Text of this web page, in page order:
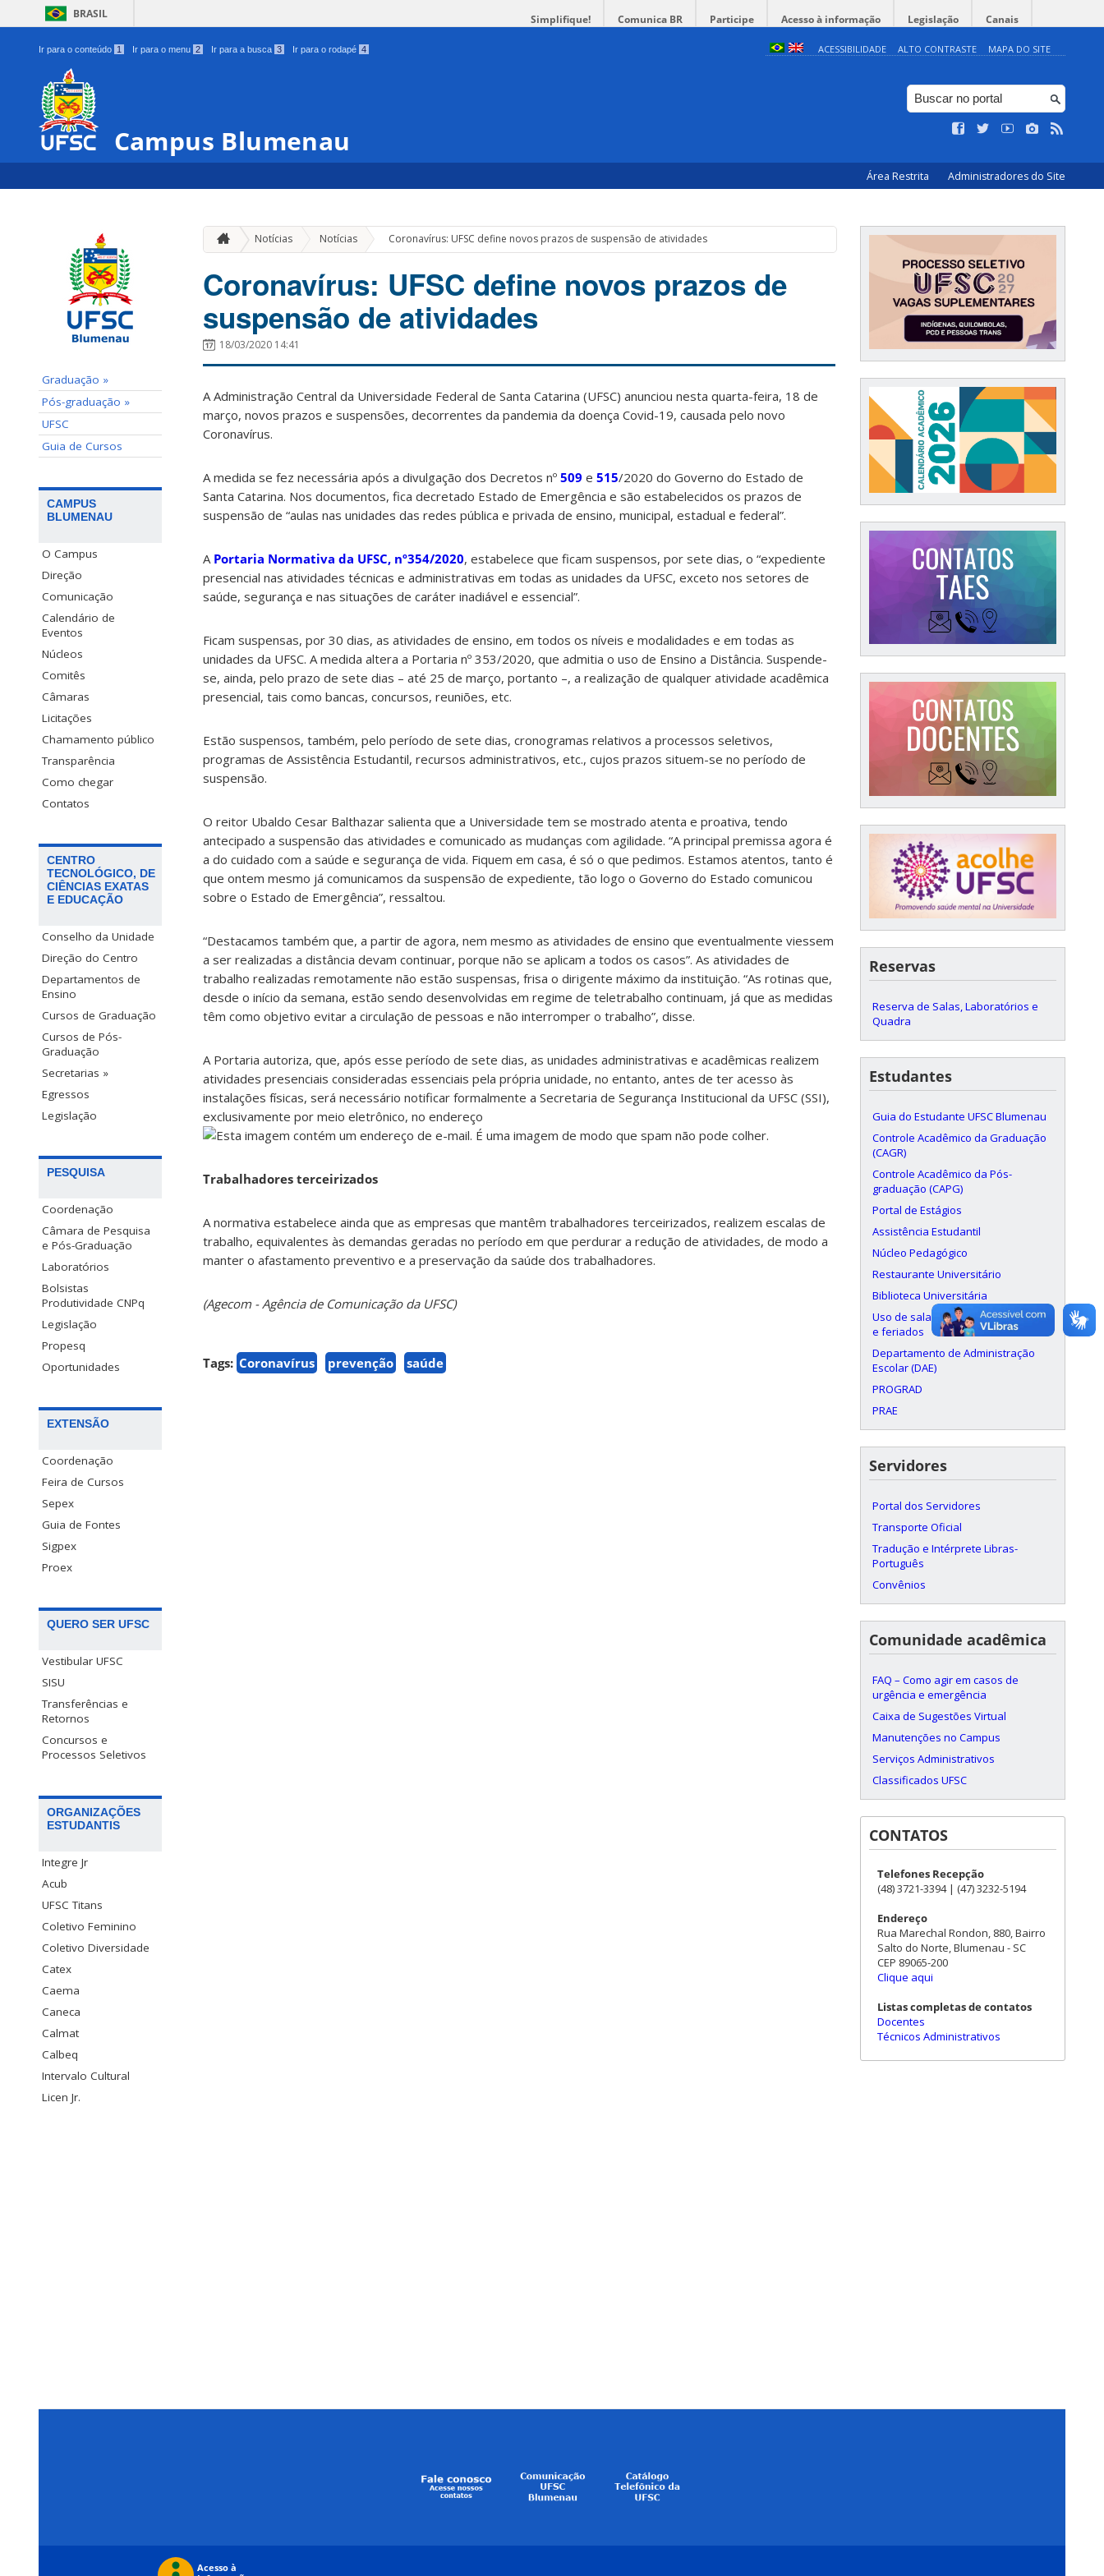
BRASIL Simplifique! Comunica BR Participe Acesso à informação Legislação Canais
Ir para o conteúdo 1 Ir para o menu 2 Ir para a busca 3 Ir para o rodapé 4 ACESSIBILIDADE ALTO CONTRASTE MAPA DO SITE
Campus Blumenau
Área Restrita Administradores do Site
Graduação »
Pós-graduação »
UFSC
Guia de Cursos
CAMPUS
BLUMENAU
O Campus
Direção
Comunicação
Calendário de
Eventos
Núcleos
Comitês
Câmaras
Licitações
Chamamento público
Transparência
Como chegar
Contatos
CENTRO
TECNOLÓGICO, DE
CIÊNCIAS EXATAS
E EDUCAÇÃO
Conselho da Unidade
Direção do Centro
Departamentos de
Ensino
Cursos de Graduação
Cursos de Pós-
Graduação
Secretarias »
Egressos
Legislação
PESQUISA
Coordenação
Câmara de Pesquisa
e Pós-Graduação
Laboratórios
Bolsistas
Produtividade CNPq
Legislação
Propesq
Oportunidades
EXTENSÃO
Coordenação
Feira de Cursos
Sepex
Guia de Fontes
Sigpex
Proex
QUERO SER UFSC
Vestibular UFSC
SISU
Transferências e
Retornos
Concursos e
Processos Seletivos
ORGANIZAÇÕES
ESTUDANTIS
Integre Jr
Acub
UFSC Titans
Coletivo Feminino
Coletivo Diversidade
Catex
Caema
Caneca
Calmat
Calbeq
Intervalo Cultural
Licen Jr.
Notícias Notícias » Coronavírus: UFSC define novos prazos de suspensão de atividades
Coronavírus: UFSC define novos prazos de
suspensão de atividades
18/03/2020 14:41
A Administração Central da Universidade Federal de Santa Catarina (UFSC) anunciou nesta quarta-feira, 18 de
março, novos prazos e suspensões, decorrentes da pandemia da doença Covid-19, causada pelo novo
Coronavírus.
A medida se fez necessária após a divulgação dos Decretos nº 509 e 515/2020 do Governo do Estado de
Santa Catarina. Nos documentos, fica decretado Estado de Emergência e são estabelecidos os prazos de
suspensão de “aulas nas unidades das redes pública e privada de ensino, municipal, estadual e federal”.
A Portaria Normativa da UFSC, nº354/2020, estabelece que ficam suspensos, por sete dias, o “expediente
presencial nas atividades técnicas e administrativas em todas as unidades da UFSC, exceto nos setores de
saúde, segurança e nas situações de caráter inadiável e essencial”.
Ficam suspensas, por 30 dias, as atividades de ensino, em todos os níveis e modalidades e em todas as
unidades da UFSC. A medida altera a Portaria nº 353/2020, que admitia o uso de Ensino a Distância. Suspende-
se, ainda, pelo prazo de sete dias – até 25 de março, portanto –, a realização de qualquer atividade acadêmica
presencial, tais como bancas, concursos, reuniões, etc.
Estão suspensos, também, pelo período de sete dias, cronogramas relativos a processos seletivos,
programas de Assistência Estudantil, recursos administrativos, etc., cujos prazos situem-se no período de
suspensão.
O reitor Ubaldo Cesar Balthazar salienta que a Universidade tem se mostrado atenta e proativa, tendo
antecipado a suspensão das atividades e comunicado as mudanças com agilidade. “A principal premissa agora é
a do cuidado com a saúde e segurança de vida. Fiquem em casa, é só o que pedimos. Estamos atentos, tanto é
que ontem mesmo já comunicamos da suspensão de expediente, tão logo o Governo do Estado comunicou
sobre o Estado de Emergência”, ressaltou.
“Destacamos também que, a partir de agora, nem mesmo as atividades de ensino que eventualmente viessem
a ser realizadas a distância devam continuar, porque não se aplicam a todos os casos”. As atividades de
trabalho realizadas remotamente não estão suspensas, frisa o dirigente máximo da instituição. “As rotinas que,
desde o início da semana, estão sendo desenvolvidas em regime de teletrabalho continuam, já que as medidas
têm como objetivo evitar a circulação de pessoas e não interromper o trabalho”, disse.
A Portaria autoriza, que, após esse período de sete dias, as unidades administrativas e acadêmicas realizem
atividades presenciais consideradas essenciais pela própria unidade, no entanto, antes de ter acesso às
instalações físicas, será necessário notificar formalmente a Secretaria de Segurança Institucional da UFSC (SSI),
exclusivamente por meio eletrônico, no endereço
Trabalhadores terceirizados
A normativa estabelece ainda que as empresas que mantêm trabalhadores terceirizados, realizem escalas de
trabalho, equivalentes às demandas geradas no período em que perdurar a redução de atividades, de modo a
manter o afastamento preventivo e a preservação da saúde dos trabalhadores.
(Agecom - Agência de Comunicação da UFSC)
Tags: Coronavírus prevenção saúde
Reservas
Reserva de Salas, Laboratórios e
Quadra
Estudantes
Guia do Estudante UFSC Blumenau
Controle Acadêmico da Graduação
(CAGR)
Controle Acadêmico da Pós-
graduação (CAPG)
Portal de Estágios
Assistência Estudantil
Núcleo Pedagógico
Restaurante Universitário
Biblioteca Universitária
Uso de salas aos finais de semana
e feriados
Departamento de Administração
Escolar (DAE)
PROGRAD
PRAE
Servidores
Portal dos Servidores
Transporte Oficial
Tradução e Intérprete Libras-
Português
Convênios
Comunidade acadêmica
FAQ – Como agir em casos de
urgência e emergência
Caixa de Sugestões Virtual
Manutenções no Campus
Serviços Administrativos
Classificados UFSC
CONTATOS
Telefones Recepção
(48) 3721-3394 | (47) 3232-5194
Endereço
Rua Marechal Rondon, 880, Bairro
Salto do Norte, Blumenau - SC
CEP 89065-200
Clique aqui
Listas completas de contatos
Docentes
Técnicos Administrativos